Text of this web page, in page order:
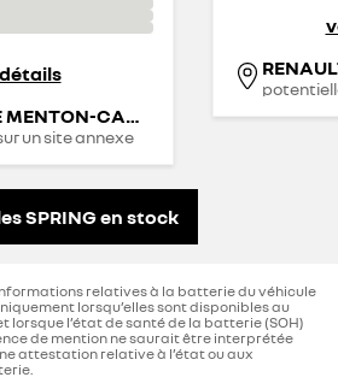
RENAULT NICE MENTON-CAGNES SUR MER - RRG
un site annexe
SPRING en stock
relatives à la batterie du véhicule
lorsqu’elles sont disponibles au
lorsque l’état de santé de la batterie (SOH)
de mention ne saurait être interprétée
attestation relative à l’état ou aux